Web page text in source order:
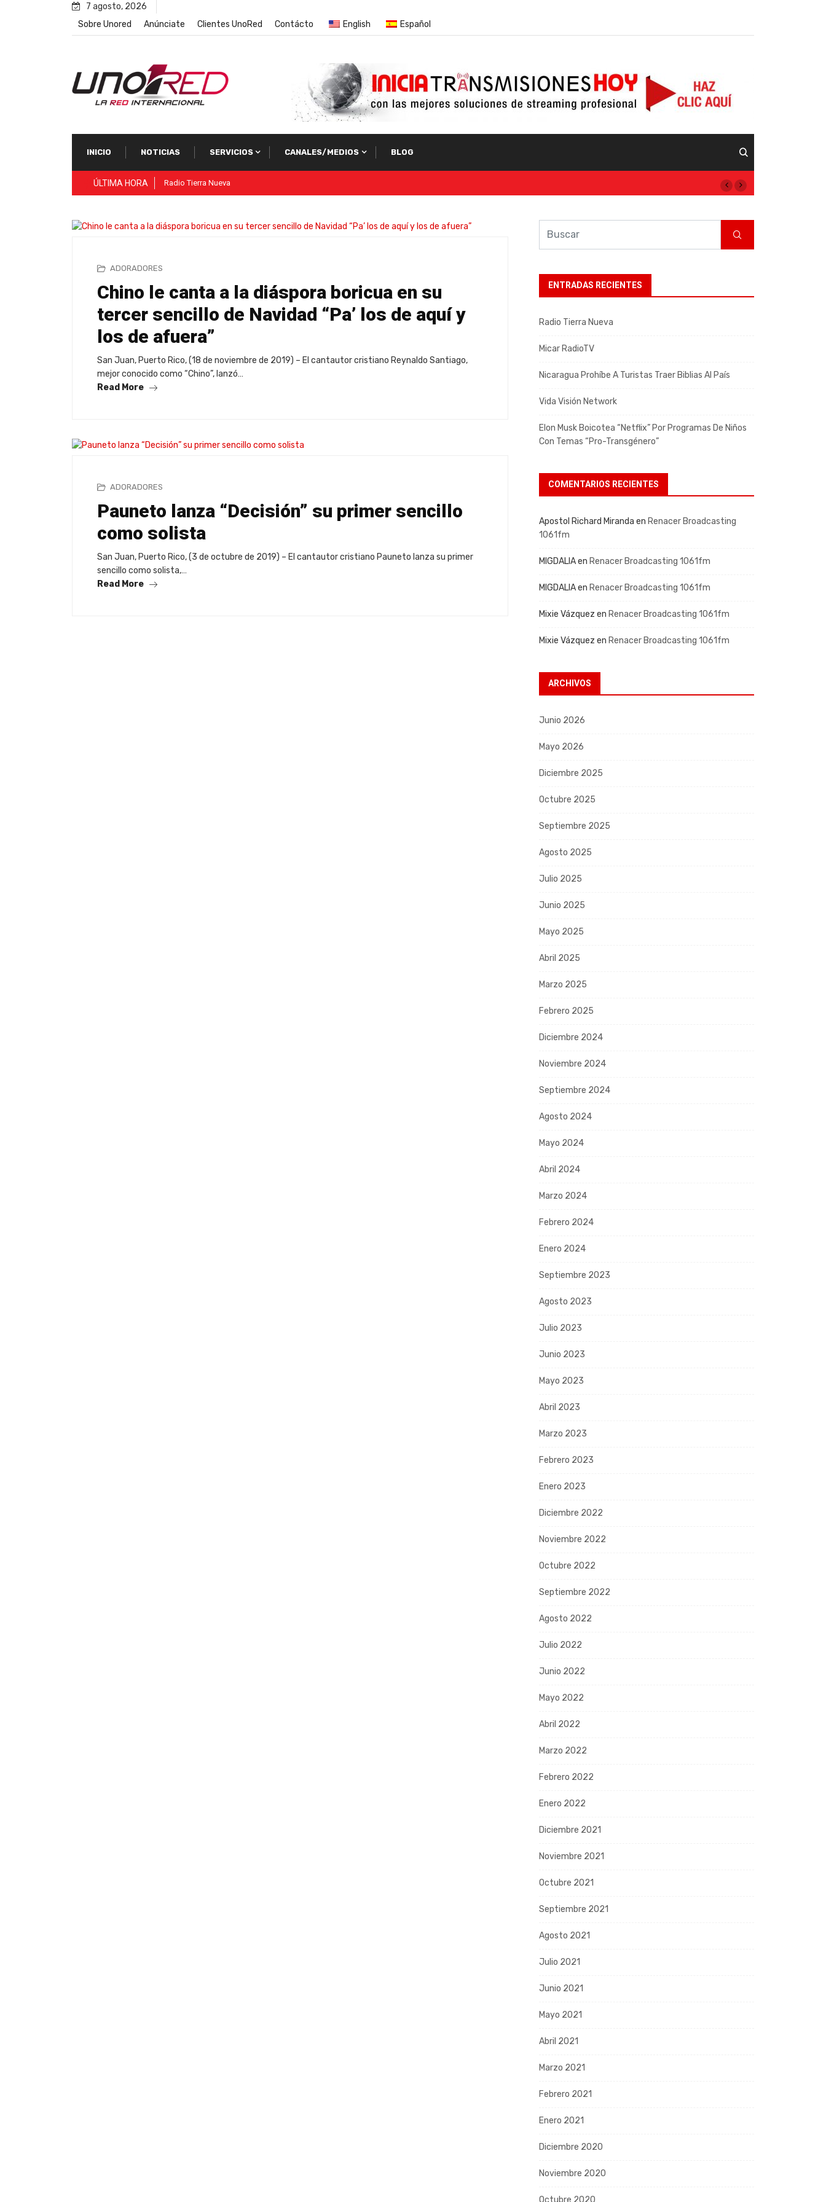
7 agosto, 2026
Sobre Unored
Anúnciate Clientes UnoRed Contácto English Español
INICIO NOTICIAS SERVICIOS CANALES/MEDIOS BLOG
ÚLTIMA HORA Micar RadioTV
ADORADORES
Chino le canta a la diáspora boricua en su
tercer sencillo de Navidad “Pa’ los de aquí y
los de afuera”
San Juan, Puerto Rico, (18 de noviembre de 2019) – El cantautor cristiano Reynaldo Santiago,
mejor conocido como “Chino”, lanzó…
Read More
ADORADORES
Pauneto lanza “Decisión” su primer sencillo
como solista
San Juan, Puerto Rico, (3 de octubre de 2019) – El cantautor cristiano Pauneto lanza su primer
sencillo como solista,…
Read More
ENTRADAS RECIENTES
Radio Tierra Nueva
Micar RadioTV
Nicaragua Prohíbe A Turistas Traer Biblias Al País
Vida Visión Network
Elon Musk Boicotea “Netflix” Por Programas De Niños
Con Temas “pro-Transgénero”
COMENTARIOS RECIENTES
Apostol Richard Miranda en Renacer Broadcasting
1061fm
MIGDALIAen Renacer Broadcasting 1061fm
MIGDALIAen Renacer Broadcasting 1061fm
Mixie Vázquez en Renacer Broadcasting 1061fm
Mixie Vázquez en Renacer Broadcasting 1061fm
ARCHIVOS
Junio 2026
Mayo 2026
Diciembre 2025
Octubre 2025
Septiembre 2025
Agosto 2025
Julio 2025
Junio 2025
Mayo 2025
Abril 2025
Marzo 2025
Febrero 2025
Diciembre 2024
Noviembre 2024
Septiembre 2024
Agosto 2024
Mayo 2024
Abril 2024
Marzo 2024
Febrero 2024
Enero 2024
Septiembre 2023
Agosto 2023
Julio 2023
Junio 2023
Mayo 2023
Abril 2023
Marzo 2023
Febrero 2023
Enero 2023
Diciembre 2022
Noviembre 2022
Octubre 2022
Septiembre 2022
Agosto 2022
Julio 2022
Junio 2022
Mayo 2022
Abril 2022
Marzo 2022
Febrero 2022
Enero 2022
Diciembre 2021
Noviembre 2021
Octubre 2021
Septiembre 2021
Agosto 2021
Julio 2021
Junio 2021
Mayo 2021
Abril 2021
Marzo 2021
Febrero 2021
Enero 2021
Diciembre 2020
Noviembre 2020
Octubre 2020